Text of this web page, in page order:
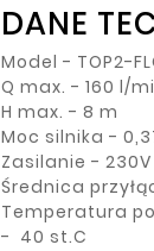
DANE
Model - TOP2-
Q max. - 160 l/
H max. - 8 m
Moc silnika -
Zasilanie - 230V
Średnica
Temperatura
- 40 st.C